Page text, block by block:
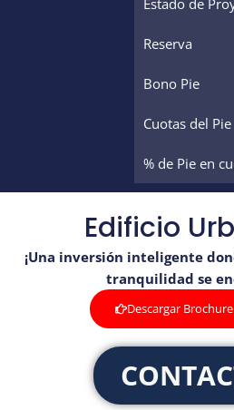
Estado de
Reserva
Bono Pie
Cuotas del Pie
% de Pie en
Edificio
¡Una inversión inteligente
tranquilidad se
Descargar